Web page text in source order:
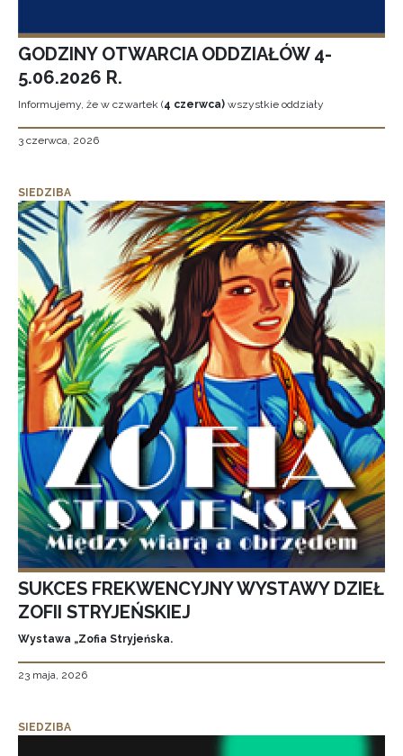
GODZINY OTWARCIA ODDZIAŁÓW 4-
5.06.2026 R.
Informujemy, że w czwartek (4 czerwca) wszystkie oddziały
3 czerwca, 2026
SIEDZIBA
SUKCES FREKWENCYJNY WYSTAWY DZIEŁ
ZOFII STRYJEŃSKIEJ
Wystawa „Zofia Stryjeńska.
23 maja, 2026
SIEDZIBA